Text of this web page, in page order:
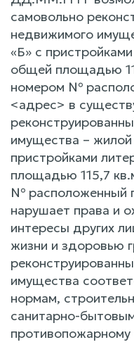
самовольно
недвижимого
«Б» с
общей площадью
номером №
<адрес> в
имущества –
пристройками
площадью 115,7
№ расположенный
нарушает права и
интересы других
жизни и здоровью
имущества
нормам,
санитарно-